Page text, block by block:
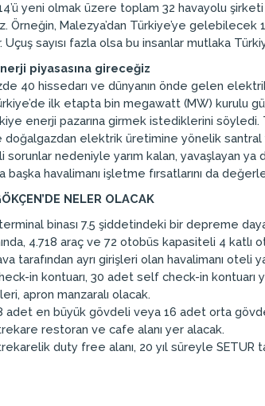
yeni olmak üzere toplam 32 havayolu
Örneğin, Malezya’dan Türkiye’ye gelebilecek
Uçuş sayısı fazla olsa bu insanlar mutlaka
piyasasına gireceğiz
40 hissedarı ve dünyanın önde gelen
ilk etapta bin megawatt (MW) kurulu
enerji pazarına girmek istediklerini söyledi.
doğalgazdan elektrik üretimine yönelik santral
sorunlar nedeniyle yarım kalan, yavaşlayan ya
başka havalimanı işletme fırsatlarını da
NELER OLACAK
binası 7.5 şiddetindeki bir depreme
4.718 araç ve 72 otobüs kapasiteli 4 katlı
tarafından ayrı girişleri olan havalimanı oteli
in kontuarı, 30 adet self check-in kontuarı
apron manzaralı olacak.
adet en büyük gövdeli veya 16 adet orta
restoran ve cafe alanı yer alacak.
duty free alanı, 20 yıl süreyle SETUR